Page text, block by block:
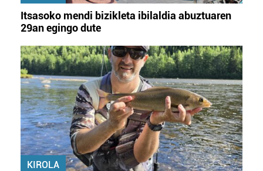
Itsasoko mendi bizikleta ibilaldia abuztuaren
29an egingo dute
KIROLA